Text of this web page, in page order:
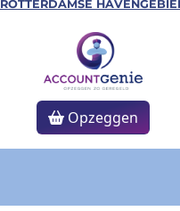
ROTTERDAMSE
Opzeggen